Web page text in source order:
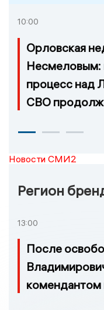
10:00
Орловская
Несмеловым:
процесс над
СВО
Новости СМИ2
Регион
13:00
После
комендантом